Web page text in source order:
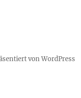
von WordPress